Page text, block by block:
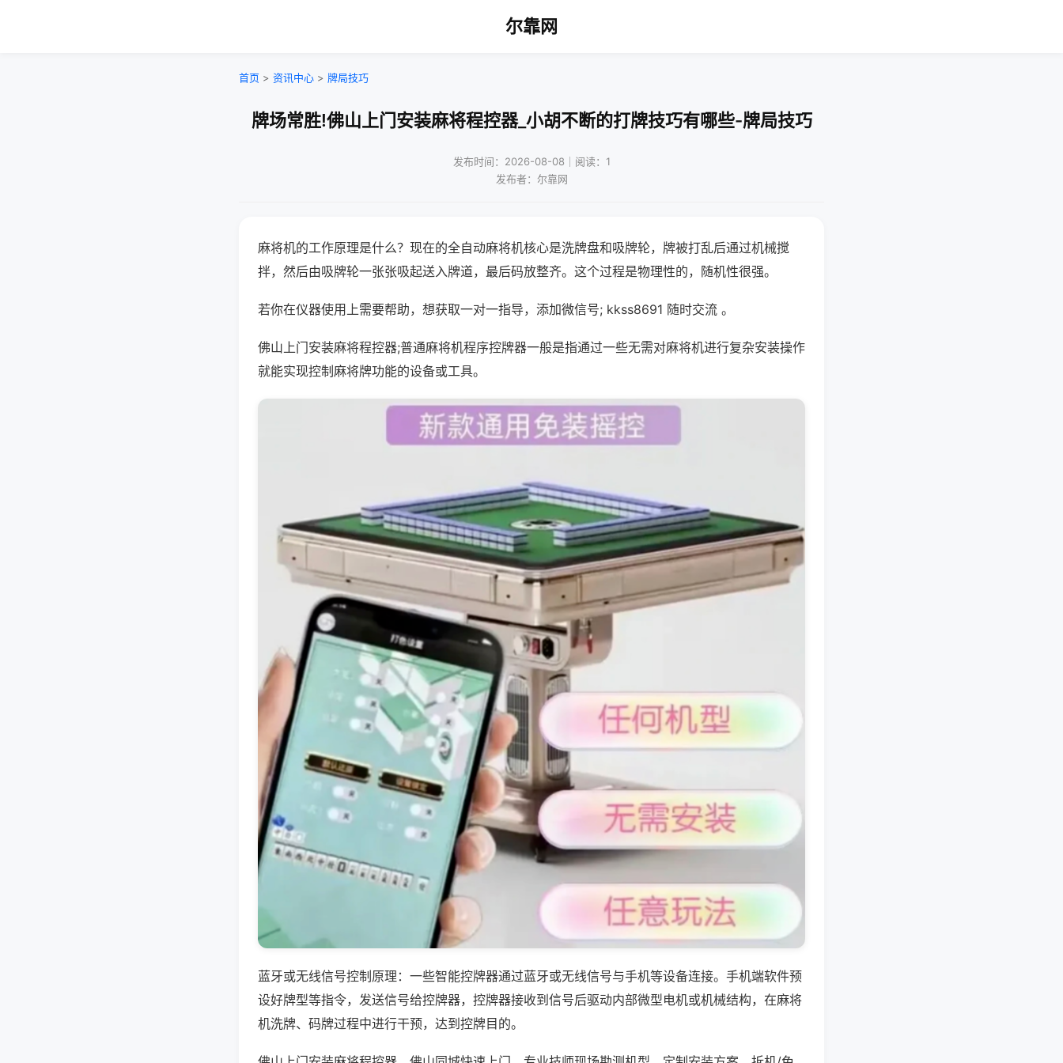
尔靠网
首页 > 资讯中心 > 牌局技巧
牌场常胜!佛山上门安装麻将程控器_小胡不断的打牌技巧有哪些-牌局技巧
发布时间：2026-08-08｜阅读：1
发布者：尔靠网
麻将机的工作原理是什么？现在的全自动麻将机核心是洗牌盘和吸牌轮，牌被打乱后通过机械搅
拌，然后由吸牌轮一张张吸起送入牌道，最后码放整齐。这个过程是物理性的，随机性很强。
若你在仪器使用上需要帮助，想获取一对一指导，添加微信号; kkss8691 随时交流 。
佛山上门安装麻将程控器;普通麻将机程序控牌器一般是指通过一些无需对麻将机进行复杂安装操作
就能实现控制麻将牌功能的设备或工具。
蓝牙或无线信号控制原理：一些智能控牌器通过蓝牙或无线信号与手机等设备连接。手机端软件预
设好牌型等指令，发送信号给控牌器，控牌器接收到信号后驱动内部微型电机或机械结构，在麻将
机洗牌、码牌过程中进行干预，达到控牌目的。